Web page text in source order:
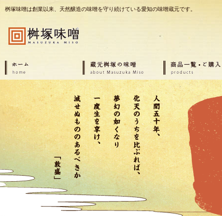
桝塚味噌は創業以来、天然醸造の味噌を守り続けている愛知の味噌蔵元です。